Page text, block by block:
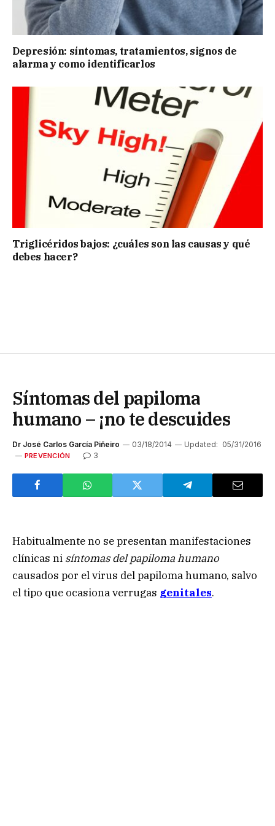
Depresión: síntomas, tratamientos, signos de
alarma y como identificarlos
Triglicéridos bajos: ¿cuáles son las causas y qué
debes hacer?
Síntomas del papiloma
humano – ¡no te descuides
Dr José Carlos García Piñeiro 03/18/2014 Updated: 05/31/2016
PREVENCIÓN 3
Habitualmente no se presentan manifestaciones
clínicas ni síntomasdel papiloma humano
causados por el virus del papiloma humano, salvo
el tipo que ocasiona verrugas genitales.